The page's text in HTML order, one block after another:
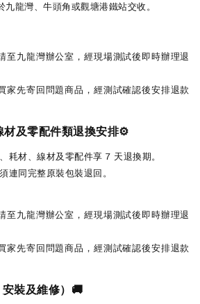
九龍灣、牛頭角或觀塘港鐵站交收。
至九龍灣辦公室，經現場測試後即時辦理退
家先寄回問題商品，經測試確認後安排退款
及零配件類退換安排⚙️
耗材、線材及零配件享 7 天退換期。
連同完整原裝包裝退回。
至九龍灣辦公室，經現場測試後即時辦理退
家先寄回問題商品，經測試確認後安排退款
裝及維修）🚚